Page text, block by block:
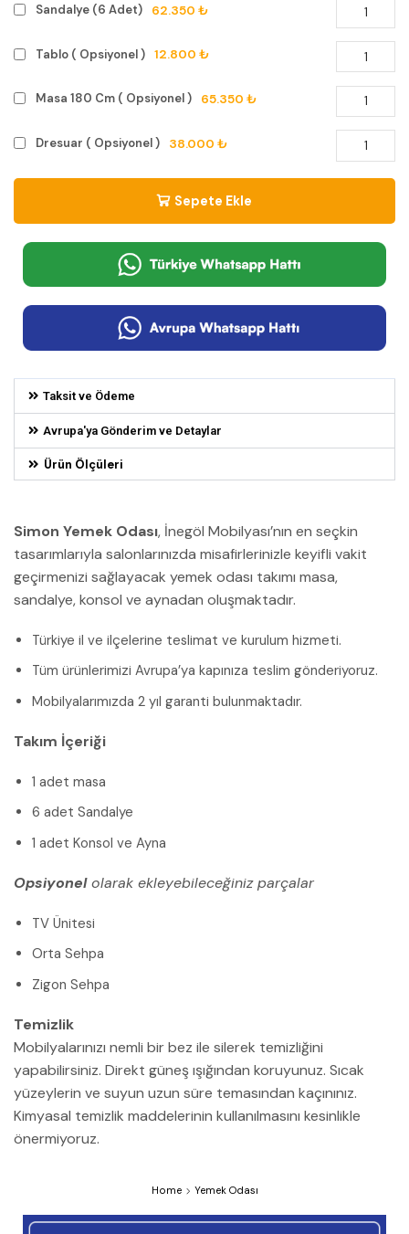
Sandalye (6 Adet) 62.350 ₺
Tablo ( Opsiyonel ) 12.800 ₺
Masa 180 Cm ( Opsiyonel ) 65.350 ₺
Dresuar ( Opsiyonel ) 38.000 ₺
Sepete Ekle
Taksit ve Ödeme
Avrupa'ya Gönderim ve Detaylar
Ürün Ölçüleri
Simon Yemek Odası, İnegöl Mobilyası’nın en seçkin
tasarımlarıyla salonlarınızda misafirlerinizle keyifli vakit
geçirmenizi sağlayacak yemek odası takımı masa,
sandalye, konsol ve aynadan oluşmaktadır.
Türkiye il ve ilçelerine teslimat ve kurulum hizmeti.
Tüm ürünlerimizi Avrupa’ya kapınıza teslim gönderiyoruz.
Mobilyalarımızda 2 yıl garanti bulunmaktadır.
Takım İçeriği
1 adet masa
6 adet Sandalye
1 adet Konsol ve Ayna
Opsiyonelolarak ekleyebileceğiniz parçalar
TV Ünitesi
Orta Sehpa
Zigon Sehpa
Temizlik
Mobilyalarınızı nemli bir bez ile silerek temizliğini
yapabilirsiniz. Direkt güneş ışığından koruyunuz. Sıcak
yüzeylerin ve suyun uzun süre temasından kaçınınız.
Kimyasal temizlik maddelerinin kullanılmasını kesinlikle
önermiyoruz.
Home Yemek Odası